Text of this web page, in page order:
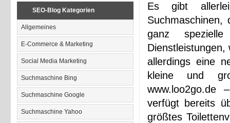
SEO-Blog Kategorien
Allgemeines
E-Commerce & Marketing
Social Media Marketing
Suchmaschine Bing
Suchmaschine Google
Suchmaschine Yahoo
Es gibt allerlei
ganz
allerdings eine
kleine und
www.loo2go.de
verfügt bereits
größtes